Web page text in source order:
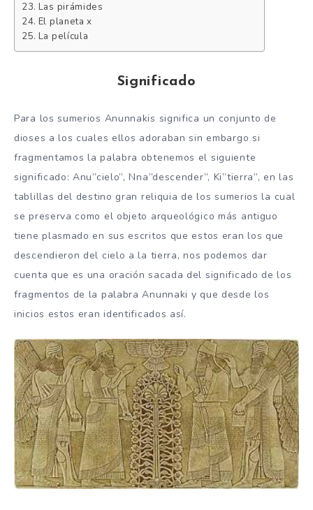
Las pirámides
El planeta x
La película
Significado
Para los sumerios Anunnakis significa un conjunto de
dioses a los cuales ellos adoraban sin embargo si
fragmentamos la palabra obtenemos el siguiente
significado: Anu”cielo”, Nna”descender”, Ki”tierra”, en las
tablillas del destino gran reliquia de los sumerios la cual
se preserva como el objeto arqueológico más antiguo
tiene plasmado en sus escritos que estos eran los que
descendieron del cielo a la tierra, nos podemos dar
cuenta que es una oración sacada del significado de los
fragmentos de la palabra Anunnaki y que desde los
inicios estos eran identificados así.